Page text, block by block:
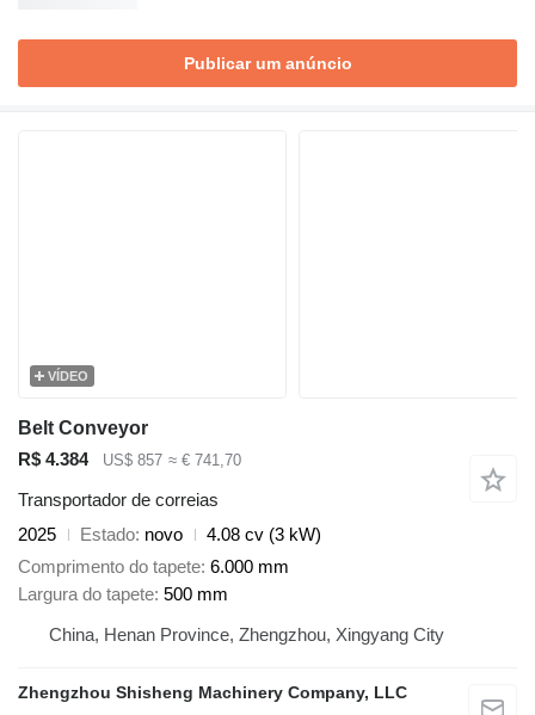
Publicar um anúncio
VÍDEO
Belt Conveyor
R$ 4.384
US$ 857 ≈ € 741,70
Transportador de correias
2025
Estado novo
4.08 cv (3 kW)
Comprimento do tapete 6.000 mm
Largura do tapete 500 mm
China, Henan Province, Zhengzhou, Xingyang City
Zhengzhou Shisheng Machinery Company, LLC